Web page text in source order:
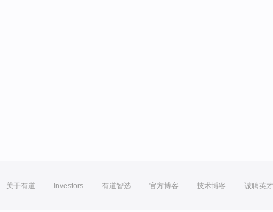
关于有道 Investors 有道智选 官方博客 技术博客 诚聘英才